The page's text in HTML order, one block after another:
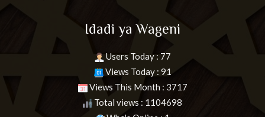
Idadi ya Wageni
Users Today : 77
Views Today : 91
Views This Month : 3717
Total views : 1104698